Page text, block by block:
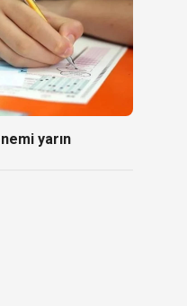
yarın